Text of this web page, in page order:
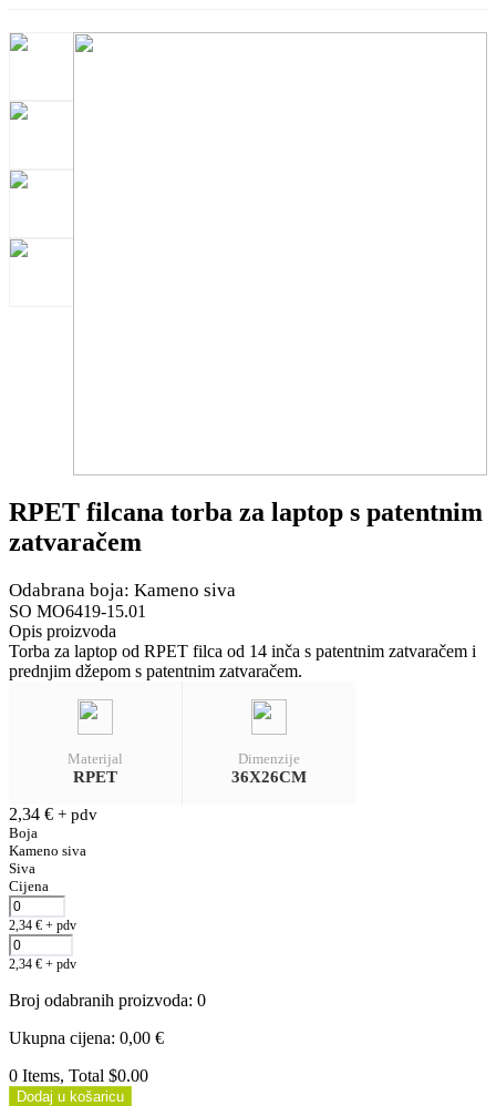
RPET filcana torba za laptop s patentnim
zatvaračem
Odabrana boja: Kameno siva
SO MO6419-15.01
Opis proizvoda
Torba za laptop od RPET filca od 14 inča s patentnim zatvaračem i
prednjim džepom s patentnim zatvaračem.
Materijal
RPET
Dimenzije
36X26CM
2,34 € + pdv
Boja
Kameno siva
Siva
Cijena
2,34 € + pdv
2,34 € + pdv
Broj odabranih proizvoda: 0
Ukupna cijena: 0,00 €
0 Items, Total $0.00
Dodaj u košaricu